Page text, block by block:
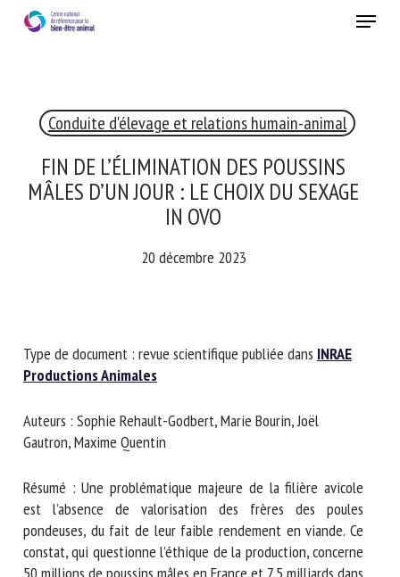
Menu
Conduite d'élevage et relations humain-animal
FIN DE L’ÉLIMINATION DES POUSSINS
MÂLES D’UN JOUR : LE CHOIX DU SEXAGE
IN OVO
20 décembre 2023
Type de document : revue scientifique publiée dans INRAE
Productions Animales
Auteurs : Sophie Rehault-Godbert, Marie Bourin, Joël
Gautron, Maxime Quentin
Résumé : Une problématique majeure de la filière avicole
est l’absence de valorisation des frères des poules
pondeuses, du fait de leur faible rendement en viande. Ce
constat, qui questionne l’éthique de la production, concerne
RECEVEZ CHAQUE MOIS GRATUITEMENT
LES DERNIÈRES ACTUALITÉS SUR LE BIEN-ÊTRE
ANIMAL
notre newsletter :
Prénom *
Organisme *